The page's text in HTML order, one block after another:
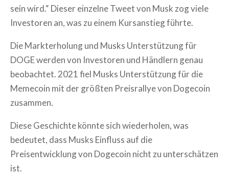
sein wird.“ Dieser einzelne Tweet von Musk zog viele
Investoren an, was zu einem Kursanstieg führte.
Die Markterholung und Musks Unterstützung für
DOGE werden von Investoren und Händlern genau
beobachtet. 2021 fiel Musks Unterstützung für die
Memecoin mit der größten Preisrallye von Dogecoin
zusammen.
Diese Geschichte könnte sich wiederholen, was
bedeutet, dass Musks Einfluss auf die
Preisentwicklung von Dogecoin nicht zu unterschätzen
ist.